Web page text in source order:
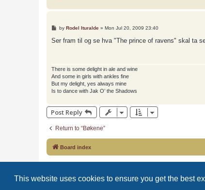
This website uses cookies to ensure you get the best
P
s
by Rodel Ituralde» Mon Jul 20, 2009 23:40
Ser fram til og se hva "The prince of ravens" skal ta
There is some delight in ale and wine
And some in girls with ankles fine
But my delight, yes always mine
Is to dance with Jak O’ the Shadows
Post Reply
Return to “Bøkene”
Board index